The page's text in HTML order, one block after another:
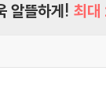
알뜰하게! 최